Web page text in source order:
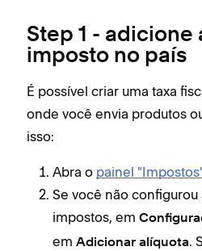
Step 1 - adicione
imposto no país
É possível criar uma taxa
onde você envia produtos
isso:
Abra o painel
Se você não configurou
impostos, em
em Adicionar alíquota.